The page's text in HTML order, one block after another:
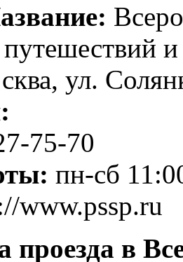
ул.
75-70
пн-сб
www.pssp.ru
проезда в